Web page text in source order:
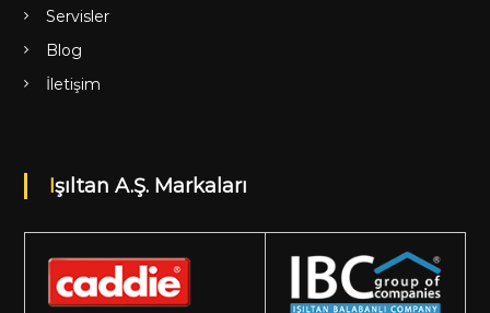
Servisler
Blog
İletişim
Işıltan A.Ş. Markaları